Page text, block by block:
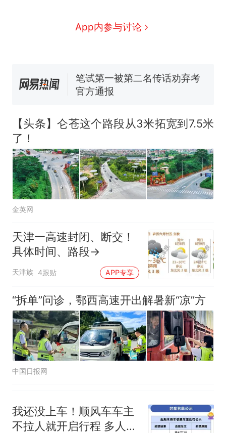
App内参与讨论
因老师一句“跟我回家”改写了
人生
新
费大厨“全国小炒肉大王”称
官方通报
佛山一中学招聘物理教师，笔
已叫停招聘，成立调查组全面
核查
台风"白海豚"中心附近最大风
力已达15级 最新研判
43.98万起
热 那个在床头放菜刀的女孩，
因老师一句“跟我回家”改写了
人生
【头条】仑苍这个路段从3米拓宽到7.5米
了！
金英网
天津一高速封闭、断交！
具体时间、路段→
天津族 4跟贴 APP专享
“拆单”问诊，鄂西高速开出解暑新“凉”方
中国日报网
我还没上车！顺风车车主
不拉人就开启行程 多人被